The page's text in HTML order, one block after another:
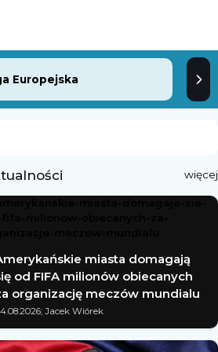
Europejska
więcej
miasta domagają
od FIFA milionów obiecanych
organizację meczów mundialu
Jacek Wiórek